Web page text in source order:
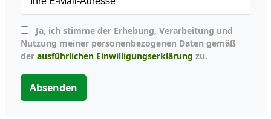
Nutzung meiner personenbezogenen Daten gemäß
der ausführlichen Einwilligungserklärung zu.
Absenden